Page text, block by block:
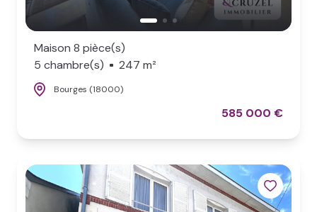
Maison 8 pièce(s)
5 chambre(s)
247 m²
Bourges (18000)
585 000 €